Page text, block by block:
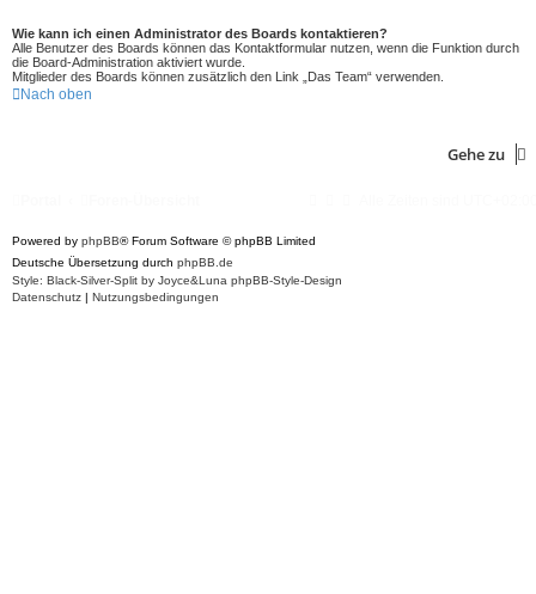
Wie kann ich einen Administrator des Boards kontaktieren?
Alle Benutzer des Boards können das Kontaktformular nutzen, wenn die Funktion durch
die Board-Administration aktiviert wurde.
Mitglieder des Boards können zusätzlich den Link „Das Team“ verwenden.
Nach oben
Gehe zu
Powered by phpBB® Forum Software © phpBB Limited
Deutsche Übersetzung durch phpBB.de
Style: Black-Silver-Split by Joyce&Luna phpBB-Style-Design
Datenschutz | Nutzungsbedingungen